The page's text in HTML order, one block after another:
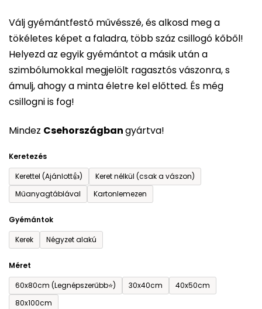
Válj gyémántfestő művésszé, és alkosd meg a
tökéletes képet a faladra, több száz csillogó kőből!
Helyezd az egyik gyémántot a másik után a
szimbólumokkal megjelölt ragasztós vászonra, s
ámulj, ahogy a minta életre kel előtted. És még
csillogni is fog!
Mindez Csehországbangyártva!
Keretezés
Kerettel (Ajánlott👍)
Keret nélkül (csak a vászon)
Műanyagtáblával
Kartonlemezen
Gyémántok
Kerek
Négyzet alakú
Méret
60x80cm (Legnépszerűbb⭐)
30x40cm
40x50cm
80x100cm
ből
0,0
csillag.